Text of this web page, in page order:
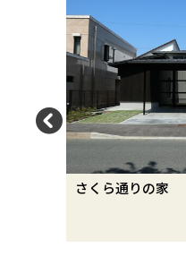
さくら通りの家